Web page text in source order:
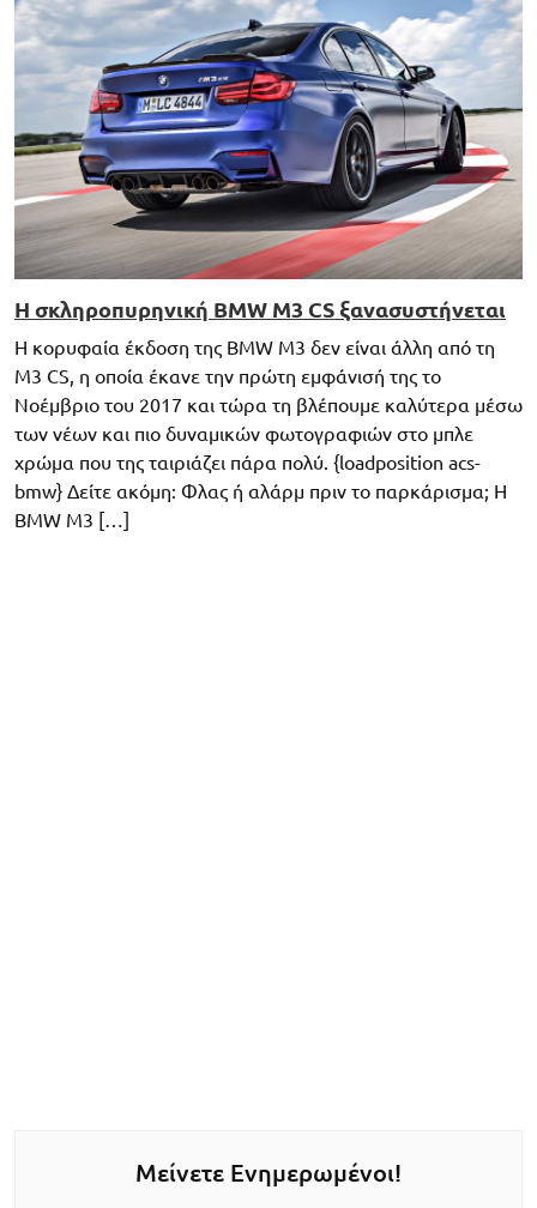
H σκληροπυρηνική BMW M3 CS ξανασυστήνεται
Η κορυφαία έκδοση της BMW M3 δεν είναι άλλη από τη
M3 CS, η οποία έκανε την πρώτη εμφάνισή της το
Νοέμβριο του 2017 και τώρα τη βλέπουμε καλύτερα μέσω
των νέων και πιο δυναμικών φωτογραφιών στο μπλε
χρώμα που της ταιριάζει πάρα πολύ. {loadposition acs-
bmw} Δείτε ακόμη: Φλας ή αλάρμ πριν το παρκάρισμα; Η
BMW M3 […]
Μείνετε Ενημερωμένοι!